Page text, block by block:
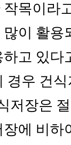
목이라
이 활
고 있다
경우 건
저장은
에 비